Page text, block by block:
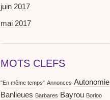
juin 2017
mai 2017
MOTS CLEFS
"En même temps" Annonces Autonomie
Banlieues Barbares Bayrou Borloo